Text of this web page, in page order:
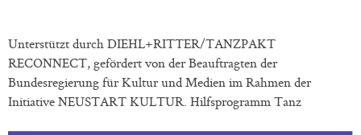
Unterstützt durch DIEHL+RITTER/TANZPAKT
RECONNECT, gefördert von der Beauftragten der
Bundesregierung für Kultur und Medien im Rahmen der
Initiative NEUSTART KULTUR. Hilfsprogramm Tanz